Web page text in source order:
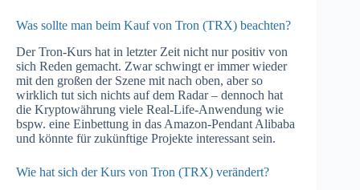
Was sollte man beim Kauf von Tron (TRX) beachten?
Der Tron-Kurs hat in letzter Zeit nicht nur positiv von
sich Reden gemacht. Zwar schwingt er immer wieder
mit den großen der Szene mit nach oben, aber so
wirklich tut sich nichts auf dem Radar – dennoch hat
die Kryptowährung viele Real-Life-Anwendung wie
bspw. eine Einbettung in das Amazon-Pendant Alibaba
und könnte für zukünftige Projekte interessant sein.
Wie hat sich der Kurs von Tron (TRX) verändert?